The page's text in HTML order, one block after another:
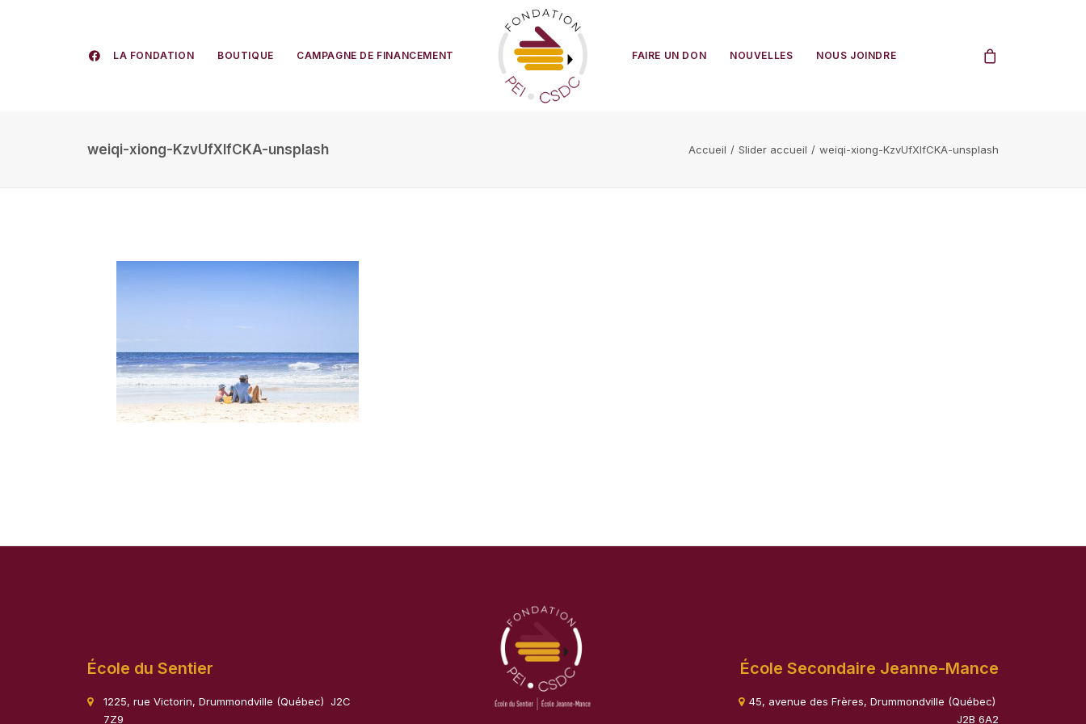
LA FONDATION BOUTIQUE CAMPAGNE DE FINANCEMENT FAIRE UN DON NOUVELLES NOUS JOINDRE
weiqi-xiong-KzvUfXlfCKA-unsplash Accueil Slider accueil weiqi-xiong-KzvUfXlfCKA-unsplash
École du Sentier
1225, rue Victorin, Drummondville (Québec) J2C
7Z9
École Secondaire Jeanne-Mance
45, avenue des Frères, Drummondville (Québec)
J2B 6A2